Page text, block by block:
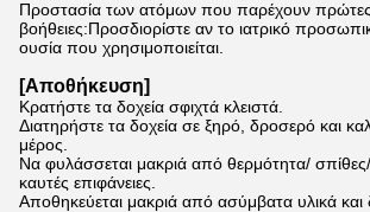
Προστασία των ατόμων που παρέχουν πρώτες
βοήθειες:Προσδιορίστε αν το ιατρικό
ουσία που χρησιμοποιείται.
[Αποθήκευση]
Κρατήστε τα δοχεία σφιχτά κλειστά.
Διατηρήστε τα δοχεία σε ξηρό, δροσερό και
μέρος.
Να φυλάσσεται μακριά από θερμότητα/
καυτές επιφάνειες.
Αποθηκεύεται μακριά από ασύμβατα υλικά και